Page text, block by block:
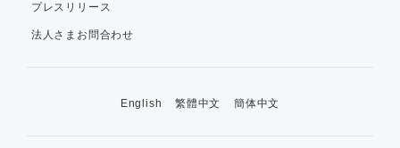
プレスリリース
法人さまお問合わせ
English 繁體中文 簡体中文